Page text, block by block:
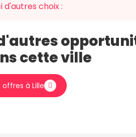
d'autres choix :
cette ville
offres à Lille